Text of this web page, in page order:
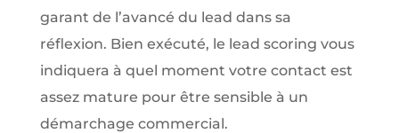
garant de l’avancé du lead dans sa
réflexion. Bien exécuté, le lead scoring vous
indiquera à quel moment votre contact est
assez mature pour être sensible à un
démarchage commercial.